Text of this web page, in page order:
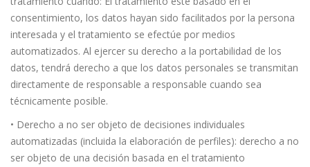
consentimiento, los datos hayan sido facilitados por la persona
interesada y el tratamiento se efectúe por medios
automatizados. Al ejercer su derecho a la portabilidad de los
datos, tendrá derecho a que los datos personales se transmitan
directamente de responsable a responsable cuando sea
técnicamente posible.
• Derecho a no ser objeto de decisiones individuales
automatizadas (incluida la elaboración de perfiles): derecho a no
ser objeto de una decisión basada en el tratamiento